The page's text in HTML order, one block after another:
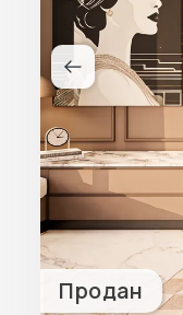
Продан